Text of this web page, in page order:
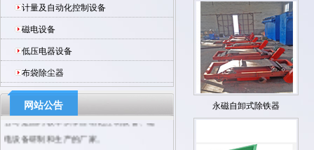
计量及自动化控制设备
磁电设备
低压电器设备
布袋除尘器
网站公告
公司是国内较早从事自动化控制设备、磁
电设备研制和生产的厂家。
永磁自卸式除铁器